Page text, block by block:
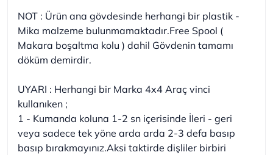
NOT : Ürün ana gövdesinde herhangi bir plastik -
Mika malzeme bulunmamaktadır.Free Spool (
Makara boşaltma kolu ) dahil Gövdenin tamamı
döküm demirdir.
UYARI : Herhangi bir Marka 4x4 Araç vinci
kullanıken ;
1 - Kumanda koluna 1-2 sn içerisinde İleri - geri
veya sadece tek yöne arda arda 2-3 defa basıp
basıp bırakmayınız.Aksi taktirde dişliler birbiri